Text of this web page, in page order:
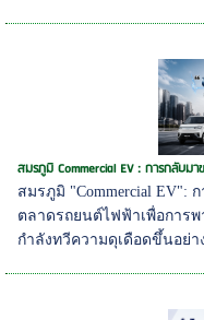
สมรภูมิ Commercial EV : การกลับมา
สมรภูมิ "Commercial EV":
ตลาดรถยนต์ไฟฟ้าเพื่อการพ
กำลังทวีความดุเดือดขึ้นอย่